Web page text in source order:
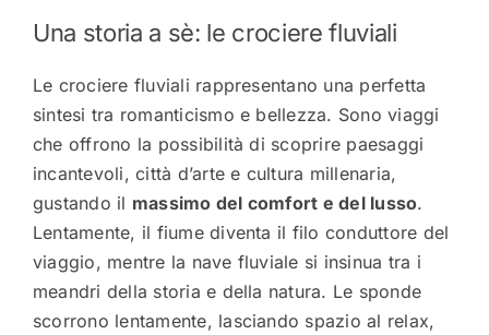
Una storia a sè: le crociere fluviali
Le crociere fluviali rappresentano una perfetta
sintesi tra romanticismo e bellezza. Sono viaggi
che offrono la possibilità di scoprire paesaggi
incantevoli, città d’arte e cultura millenaria,
gustando il massimo del comfort e del lusso.
Lentamente, il fiume diventa il filo conduttore del
viaggio, mentre la nave fluviale si insinua tra i
meandri della storia e della natura. Le sponde
scorrono lentamente, lasciando spazio al relax,